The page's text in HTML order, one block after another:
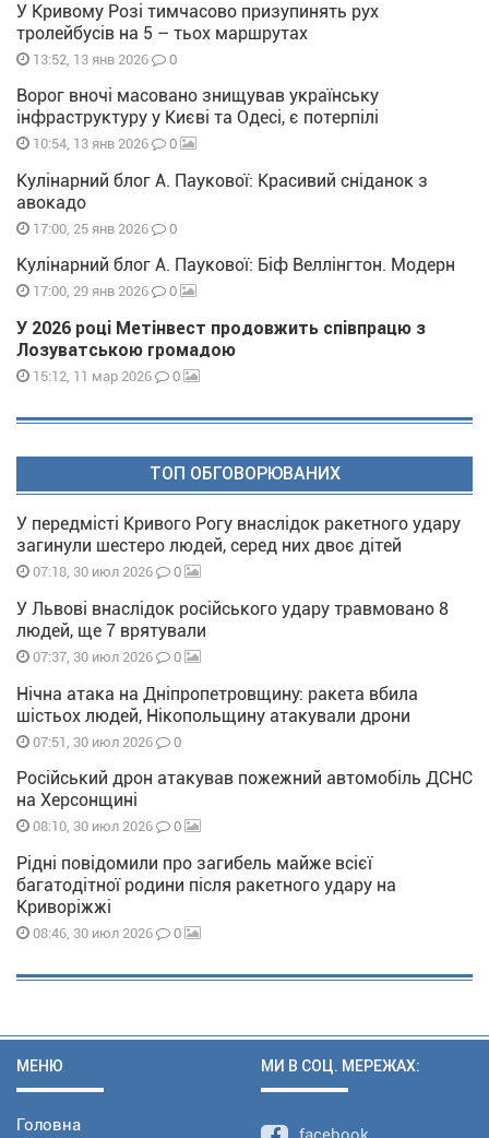
У Кривому Розі тимчасово призупинять рух
тролейбусів на 5 – тьох маршрутах
13:52, 13 янв 2026 0
Ворог вночі масовано знищував українську
інфраструктуру у Києві та Одесі, є потерпілі
10:54, 13 янв 2026 0
Кулінарний блог А. Паукової: Красивий сніданок з
авокадо
17:00, 25 янв 2026 0
Кулінарний блог А. Паукової: Біф Веллінгтон. Модерн
17:00, 29 янв 2026 0
У 2026 році Метінвест продовжить співпрацю з
Лозуватською громадою
15:12, 11 мар 2026 0
ТОП ОБГОВОРЮВАНИХ
У передмісті Кривого Рогу внаслідок ракетного удару
загинули шестеро людей, серед них двоє дітей
07:18, 30 июл 2026 0
У Львові внаслідок російського удару травмовано 8
людей, ще 7 врятували
07:37, 30 июл 2026 0
Нічна атака на Дніпропетровщину: ракета вбила
шістьох людей, Нікопольщину атакували дрони
07:51, 30 июл 2026 0
Російський дрон атакував пожежний автомобіль ДСНС
на Херсонщині
08:10, 30 июл 2026 0
Рідні повідомили про загибель майже всієї
багатодітної родини після ракетного удару на
Криворіжжі
08:46, 30 июл 2026 0
МЕНЮ
Головна
МИ В СОЦ. МЕРЕЖАХ: